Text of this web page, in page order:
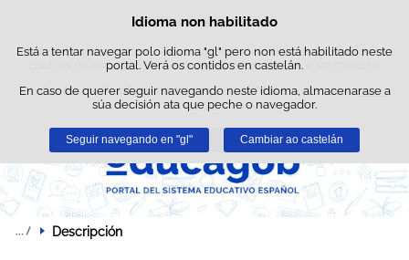
Política de cookies
Este sitio web utiliza cookies propias para facilitar a navegación e
cookies de terceiros para obter estatísticas de uso e satisfacción.
Pode obter máis información no apartado "Cookies" do nosoaviso
legal.
Aceptar Rexeitar
Idioma non habilitado
Está a tentar navegar polo idioma "gl" pero non está habilitado neste
portal. Verá os contidos en castelán.
En caso de querer seguir navegando neste idioma, almacenarase a
súa decisión ata que peche o navegador.
Seguir navegando en "gl" Cambiar ao castelán
Saltar ao contido
Descripción